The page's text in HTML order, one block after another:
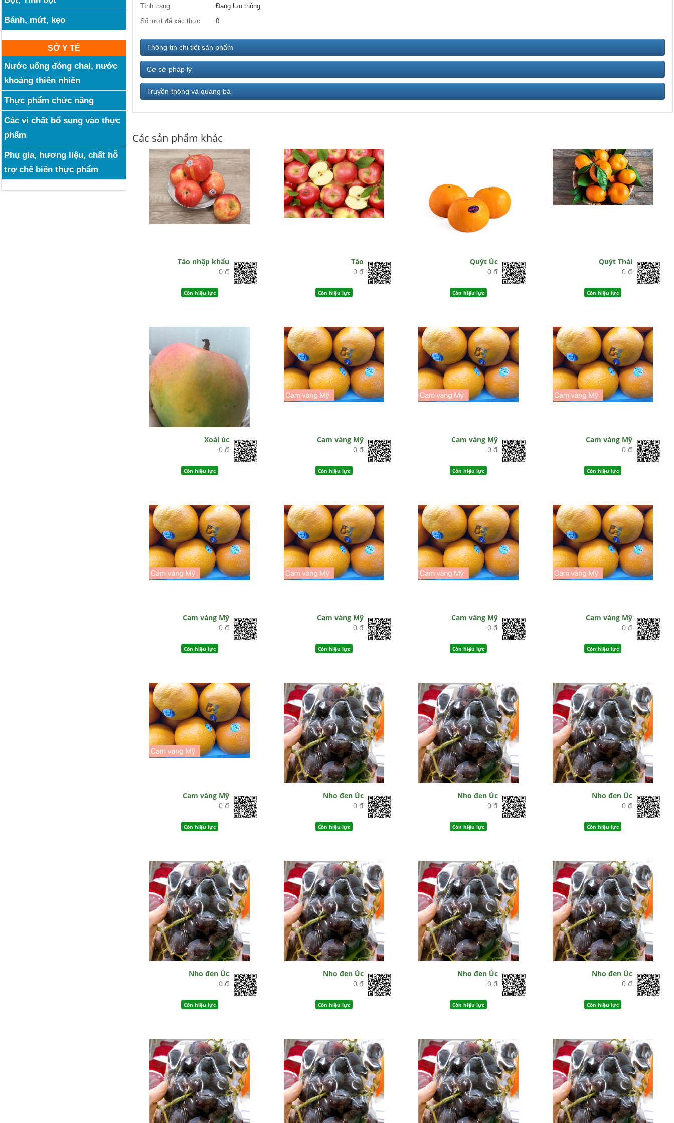
Bánh, mứt, kẹo
SỞ Y TẾ
Nước uống đóng chai, nước
khoáng thiên nhiên
Thực phẩm chức năng
Các vi chất bổ sung vào thực
phẩm
Phụ gia, hương liệu, chất hỗ
trợ chế biến thực phẩm
Tình trạng
Đang lưu thông
Số lượt đã xác thực
0
Thông tin chi tiết sản phẩm
Cơ sở pháp lý
Truyền thông và quảng bá
Các sản phẩm khác
Táo nhập khẩu
0 đ
Còn hiệu lực
Táo
0 đ
Còn hiệu lực
Quýt Úc
0 đ
Còn hiệu lực
Quýt Thái
0 đ
Còn hiệu lực
Xoài úc
0 đ
Còn hiệu lực
Cam vàng Mỹ
0 đ
Còn hiệu lực
Cam vàng Mỹ
0 đ
Còn hiệu lực
Cam vàng Mỹ
0 đ
Còn hiệu lực
Cam vàng Mỹ
0 đ
Còn hiệu lực
Cam vàng Mỹ
0 đ
Còn hiệu lực
Cam vàng Mỹ
0 đ
Còn hiệu lực
Cam vàng Mỹ
0 đ
Còn hiệu lực
Cam vàng Mỹ
0 đ
Còn hiệu lực
Nho đen Úc
0 đ
Còn hiệu lực
Nho đen Úc
0 đ
Còn hiệu lực
Nho đen Úc
0 đ
Còn hiệu lực
Nho đen Úc
0 đ
Còn hiệu lực
Nho đen Úc
0 đ
Còn hiệu lực
Nho đen Úc
0 đ
Còn hiệu lực
Nho đen Úc
0 đ
Còn hiệu lực